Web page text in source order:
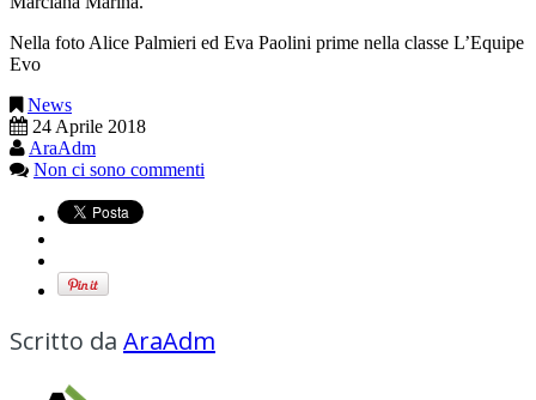
Nella foto Alice Palmieri ed Eva Paolini prime nella classe L’Equipe
Evo
News
24 Aprile 2018
AraAdm
Non ci sono commenti
Scritto da AraAdm